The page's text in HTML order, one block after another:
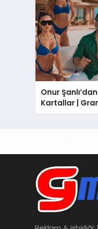
Onur
Kartallar |
Nihat Ulaş